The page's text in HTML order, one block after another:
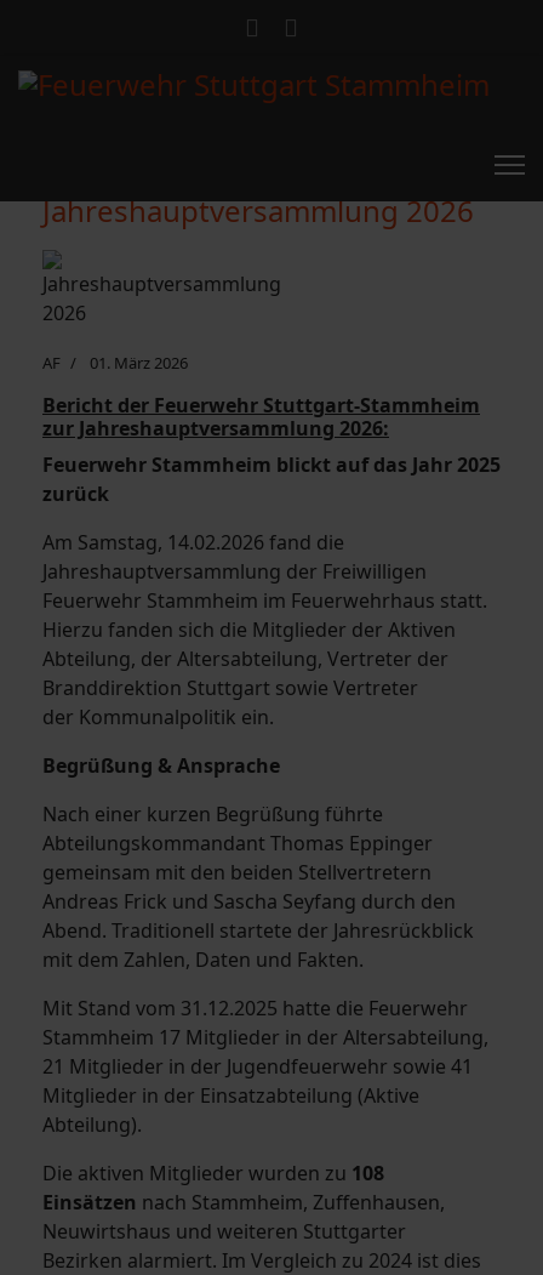
Jahreshauptversammlung 2026
AF 01. März 2026
Bericht der Feuerwehr Stuttgart-Stammheim
zur Jahreshauptversammlung 2026:
Feuerwehr Stammheim blickt auf das Jahr 2025
zurück
Am Samstag, 14.02.2026 fand die
Jahreshauptversammlung der Freiwilligen
Feuerwehr Stammheim im Feuerwehrhaus statt.
Hierzu fanden sich die Mitglieder der Aktiven
Abteilung, der Altersabteilung, Vertreter der
Branddirektion Stuttgart sowie Vertreter
der Kommunalpolitik ein.
Begrüßung & Ansprache
Nach einer kurzen Begrüßung führte
Abteilungskommandant Thomas Eppinger
gemeinsam mit den beiden Stellvertretern
Andreas Frick und Sascha Seyfang durch den
Abend. Traditionell startete der Jahresrückblick
mit dem Zahlen, Daten und Fakten.
Mit Stand vom 31.12.2025 hatte die Feuerwehr
Stammheim 17 Mitglieder in der Altersabteilung,
21 Mitglieder in der Jugendfeuerwehr sowie 41
Mitglieder in der Einsatzabteilung (Aktive
Abteilung).
Die aktiven Mitglieder wurden zu 108
Einsätzen nach Stammheim, Zuffenhausen,
Neuwirtshaus und weiteren Stuttgarter
Bezirken alarmiert. Im Vergleich zu 2024 ist dies